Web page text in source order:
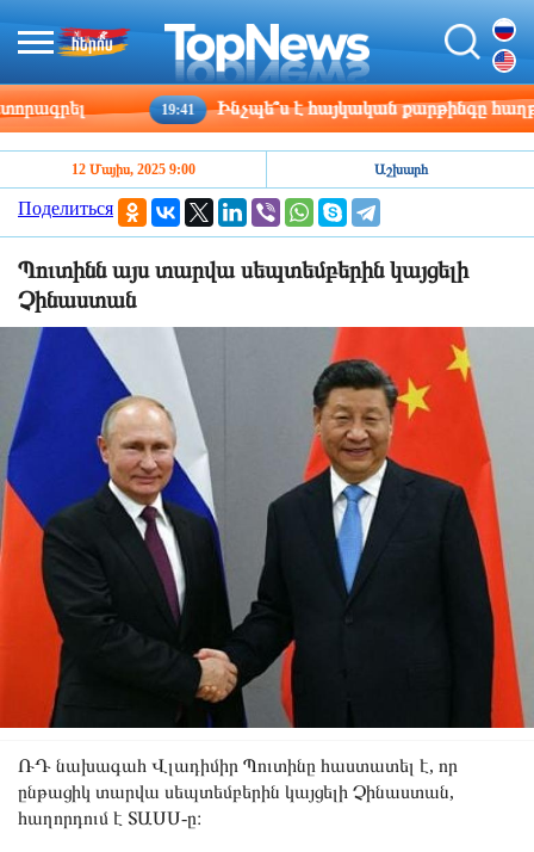
19:41 Ինչպե՞ս է հայկական քարթինգը
12 Մայիս, 2025 9:00 Աշխարհ
Поделиться
Պուտինն այս տարվա սեպտեմբերին կայցելի
Չինաստան
ՌԴ նախագահ Վլադիմիր Պուտինը հաստատել է, որ
ընթացիկ տարվա սեպտեմբերին կայցելի Չինաստան,
հաղորդում է ՏԱՍՍ-ը։